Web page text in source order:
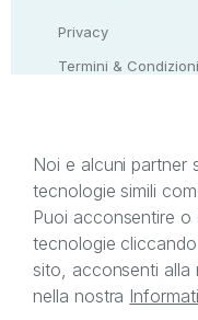
Privacy
Termini & Condizioni
Il presente sito
C.F. e P.IVA
titolare di tutti
afferenti ai
sul sito web. Si
Noi e alcuni partner
tecnologie simili
Puoi acconsentire o
tecnologie
sito, acconsenti
nella nostra